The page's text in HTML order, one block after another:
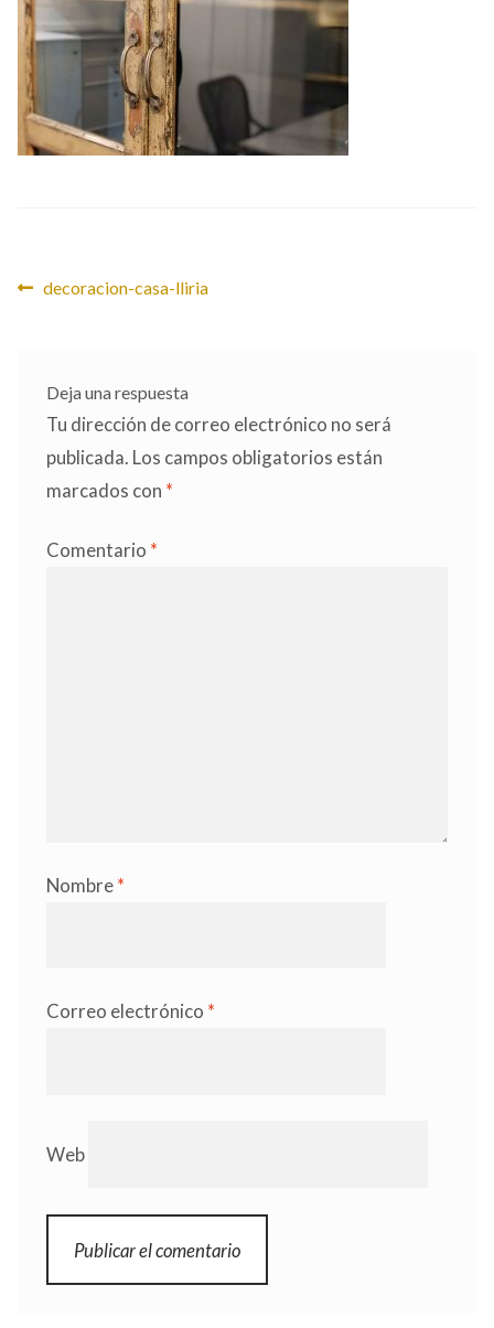
CONTACTO
Navegación
Anterior:
decoracion-casa-lliria
Deja una respuesta
Tu dirección de correo electrónico no será
publicada. Los campos obligatorios están
marcados con *
Comentario *
Nombre*
Correo electrónico *
Web